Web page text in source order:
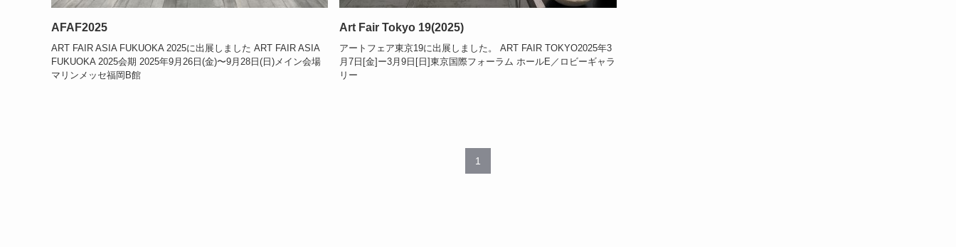
AFAF2025
ART FAIR ASIA FUKUOKA 2025に出展しました ART FAIR ASIA
FUKUOKA 2025会期 2025年9月26日(金)〜9月28日(日)メイン会場
マリンメッセ福岡B館
Art Fair Tokyo 19(2025)
アートフェア東京19に出展しました。 ART FAIR TOKYO2025年3
月7日[金]ー3月9日[日]東京国際フォーラム ホールE／ロビーギャラ
リー
1